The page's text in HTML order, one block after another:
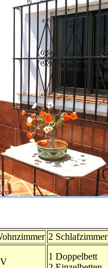
2 Schlafzimmer
1 Doppelbett